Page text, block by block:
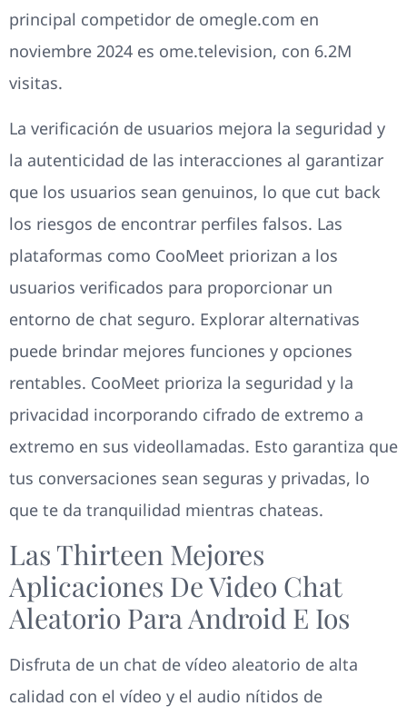
principal competidor de omegle.com en
noviembre 2024 es ome.television, con 6.2M
visitas.
La verificación de usuarios mejora la seguridad y
la autenticidad de las interacciones al garantizar
que los usuarios sean genuinos, lo que cut back
los riesgos de encontrar perfiles falsos. Las
plataformas como CooMeet priorizan a los
usuarios verificados para proporcionar un
entorno de chat seguro. Explorar alternativas
puede brindar mejores funciones y opciones
rentables. CooMeet prioriza la seguridad y la
privacidad incorporando cifrado de extremo a
extremo en sus videollamadas. Esto garantiza que
tus conversaciones sean seguras y privadas, lo
que te da tranquilidad mientras chateas.
Las Thirteen Mejores
Aplicaciones De Video Chat
Aleatorio Para Android E Ios
Disfruta de un chat de vídeo aleatorio de alta
calidad con el vídeo y el audio nítidos de